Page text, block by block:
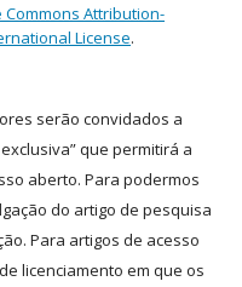
Commons Attribution-
License.
serão convidados a
que permitirá a
aberto. Para podermos
do artigo de pesquisa
Para artigos de acesso
licenciamento em que os